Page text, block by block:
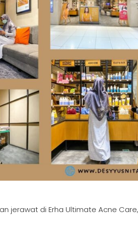
jerawat di Erha Ultimate Acne Care,